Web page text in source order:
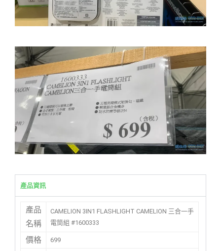
產品資訊
產品
名稱
CAMELION 3IN1 FLASHLIGHT CAMELION 三合一手
電筒組 #1600333
價格 699